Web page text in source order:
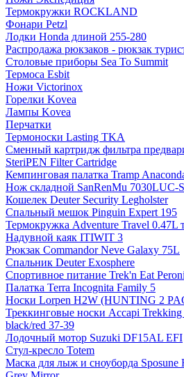
Термокружки ROCKLAND
Фонари Petzl
Лодки Honda длиной 255-280
Распродажа рюкзаков - рюкзак
Столовые приборы Sea To Summit
Термоса Esbit
Ножи Victorinox
Горелки Kovea
Лампы Kovea
Перчатки
Термоноски Lasting TKA
Сменный картридж фильтра
SteriPEN Filter Cartridge
Кемпинговая палатка Tramp
Нож складной SanRenMu 7030LUC-
Кошелек Deuter Security Legholster
Спальный мешок Pinguin Expert 195
Термокружка Adventure Travel 0.47L
Надувной каяк ITIWIT 3
Рюкзак Commandor Neve Galaxy 75L
Спальник Deuter Exosphere
Спортивное питание Trek'n Eat
Палатка Terra Incognita Family 5
Носки Lorpen H2W (HUNTING 2
Треккинговые носки Accapi
black/red 37-39
Лодочный мотор Suzuki DF15AL EFI
Стул-кресло Totem
Маска для лыж и сноуборда